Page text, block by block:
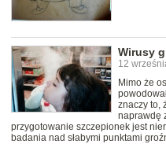
Wirusy
12
Mimo że
znaczy to,
naprawdę
przygotowanie szczepionek jest
badania nad słabymi punktami